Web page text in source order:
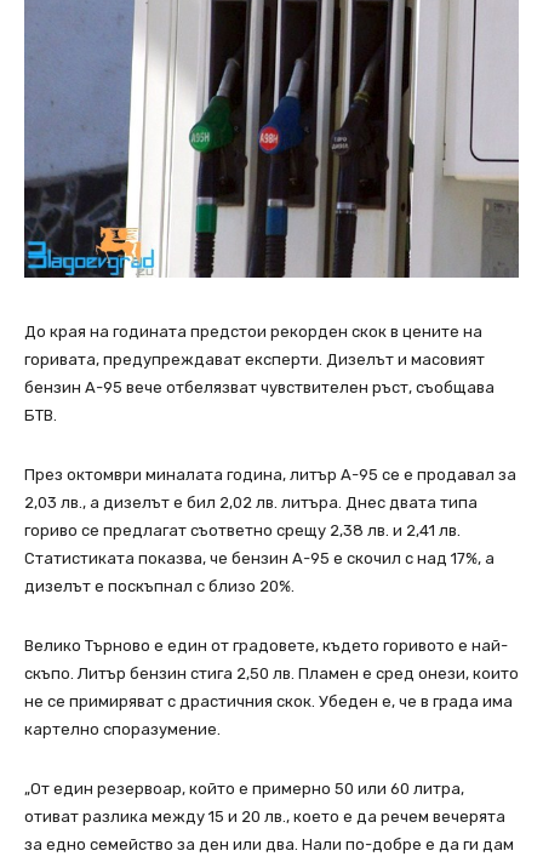
До края на годината предстои рекорден скок в цените на
горивата, предупреждават експерти. Дизелът и масовият
бензин А-95 вече отбелязват чувствителен ръст, съобщава
БТВ.
През октомври миналата година, литър А-95 се е продавал за
2,03 лв., а дизелът е бил 2,02 лв. литъра. Днес двата типа
гориво се предлагат съответно срещу 2,38 лв. и 2,41 лв.
Статистиката показва, че бензин А-95 е скочил с над 17%, а
дизелът е поскъпнал с близо 20%.
Велико Търново е един от градовете, където горивото е най-
скъпо. Литър бензин стига 2,50 лв. Пламен е сред онези, които
не се примиряват с драстичния скок. Убеден е, че в града има
картелно споразумение.
„От един резервоар, който е примерно 50 или 60 литра,
отиват разлика между 15 и 20 лв., което е да речем вечерята
за едно семейство за ден или два. Нали по-добре е да ги дам